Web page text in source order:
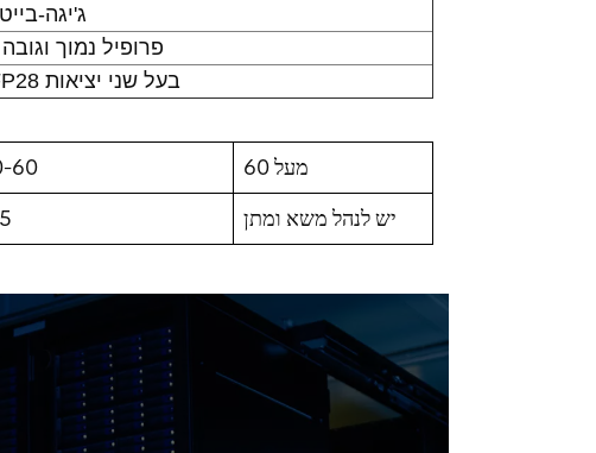
100 ג'יגה-בייט
פרופיל נמוך
QSFP28 בעל שני יציאות
60
מעל 60
יש לנהל משא ומתן